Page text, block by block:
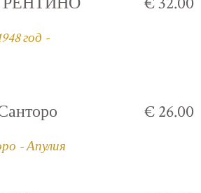
год -
- Апулия
€ 26.00